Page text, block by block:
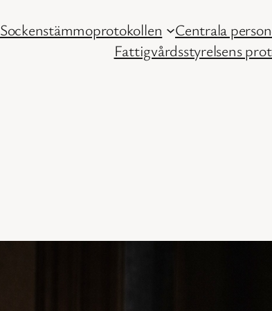
Sockenstämmoprotokollen
Centrala
Fattigvårdsstyrelsens